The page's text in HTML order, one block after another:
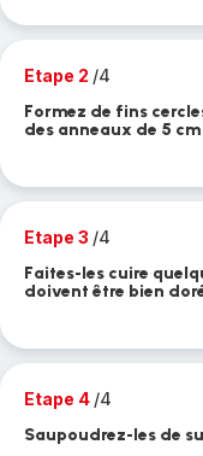
Etape 2 /4
Formez de fins
des anneaux de 5
Etape 3 /4
Faites-les cuire
doivent être bien
Etape 4 /4
Saupoudrez-les de